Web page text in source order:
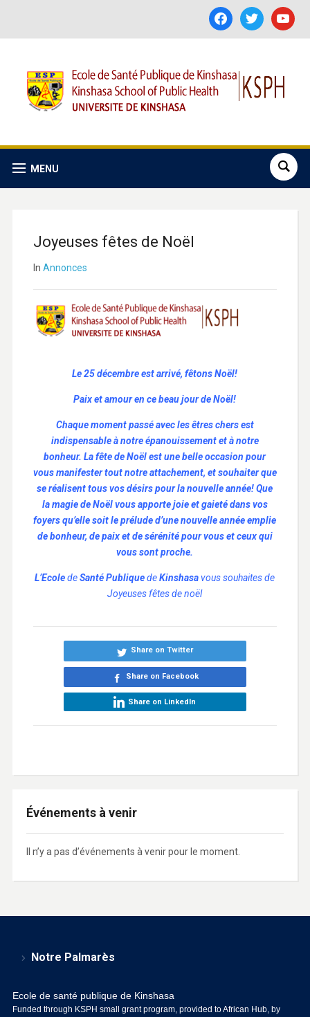
facebooktwitter youtube
MENU
Joyeuses fêtes de Noël
In Annonces
Le 25 décembre est arrivé, fêtons Noël!
Paix et amour en ce beau jour de Noël!
Chaque moment passé avec les êtres chers est
indispensable à notre épanouissement et à notre
bonheur. La fête de Noël est une belle occasion pour
vous manifester tout notre attachement, et souhaiter que
se réalisent tous vos désirs pour la nouvelle année! Que
la magie de Noël vous apporte joie et gaieté dans vos
foyers qu’elle soit le prélude d’une nouvelle année emplie
de bonheur, de paix et de sérénité pour vous et ceux qui
vous sont proche.
L’Ecolede Santé PubliquedeKinshasavous souhaites de
Joyeuses fêtes de noël
Share on Twitter
Share on Facebook
Share on LinkedIn
Événements à venir
Il n’y a pas d’événements à venir pour le moment.
Notre Palmarès
Ecole de santé publique de Kinshasa
Funded through KSPH small grant program, provided to African Hub, by